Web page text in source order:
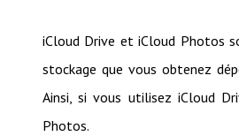
iCloud Drive et iCloud Photos
stockage que vous obtenez
Ainsi, si vous utilisez iCloud
Photos.